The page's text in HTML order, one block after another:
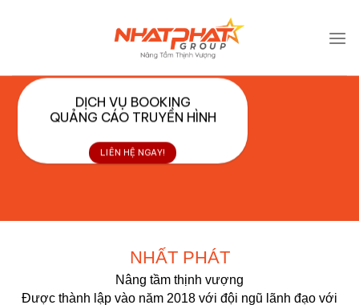
DỊCH VỤ BOOKING
QUẢNG CÁO TRUYỀN HÌNH
LIÊN HỆ NGAY!
NHẤT PHÁT
Nâng tầm thịnh vượng
Được thành lập vào năm 2018 với đội ngũ lãnh đạo với